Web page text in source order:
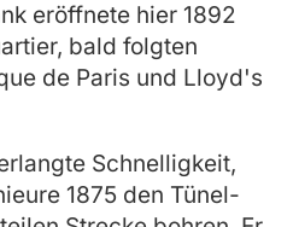
eröffnete hier 1892
bald folgten
de Paris und Lloyd's
Schnelligkeit,
1875 den Tünel-